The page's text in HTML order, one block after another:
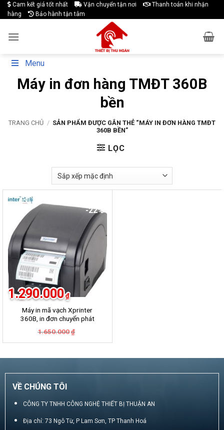
Skip
to
Cam kết giá tốt nhất Vận chuyển tận nơi
Thanh toán khi nhận
hàng
Bảo hành tận tâm
Menu
Máy in đơn hàng TMĐT 360B
bền
TRANG CHỦ / SẢN PHẨM ĐƯỢC GẮN THẺ “MÁY IN ĐƠN HÀNG TMĐT
360B BỀN”
LỌC
-22%
Máy in mã vạch Xprinter
360B, in đơn chuyển phát
VNpost, Best, J&T
1.650.000 ₫
là:
1.290.000 ₫
tại
1.290.000₫.
VỀ CHÚNG TÔI
CÔNG TY TNHH CÔNG NGHỆ THIẾT BỊ THUẬN AN
Địa chỉ: 73 Ngô Từ, P Lam Sơn, TP Thanh Hoá